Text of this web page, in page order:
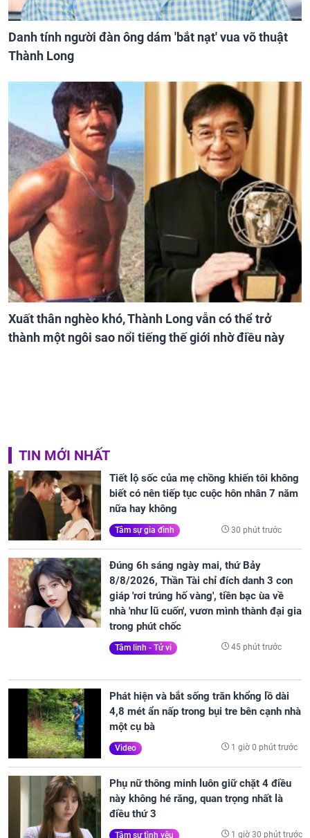
Danh tính người đàn ông dám 'bắt nạt' vua võ thuật
Thành Long
Xuất thân nghèo khó, Thành Long vẫn có thể trở
thành một ngôi sao nổi tiếng thế giới nhờ điều này
TIN MỚI NHẤT
Tiết lộ sốc của mẹ chồng khiến tôi không
biết có nên tiếp tục cuộc hôn nhân 7 năm
nữa hay không
Tâm sự gia đình 30 phút trước
Đúng 6h sáng ngày mai, thứ Bảy
8/8/2026, Thần Tài chỉ đích danh 3 con
giáp 'rơi trúng hố vàng', tiền bạc ùa về
nhà 'như lũ cuốn', vươn mình thành đại gia
trong phút chốc
Tâm linh - Tử vi 45 phút trước
Phát hiện và bắt sống trăn khổng lồ dài
4,8 mét ẩn nấp trong bụi tre bên cạnh nhà
một cụ bà
Video 1 giờ 0 phút trước
Phụ nữ thông minh luôn giữ chặt 4 điều
này không hé răng, quan trọng nhất là
điều thứ 3
Tâm sự tình yêu 1 giờ 30 phút trước